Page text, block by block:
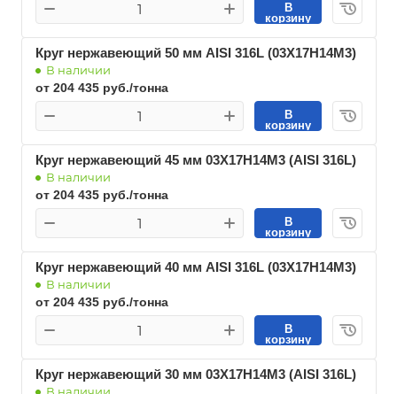
В
корзину
Круг нержавеющий 50 мм AISI 316L (03Х17Н14М3)
В наличии
от 204 435 руб./тонна
В
корзину
Круг нержавеющий 45 мм 03Х17Н14М3 (AISI 316L)
В наличии
от 204 435 руб./тонна
В
корзину
Круг нержавеющий 40 мм AISI 316L (03Х17Н14М3)
В наличии
от 204 435 руб./тонна
В
корзину
Круг нержавеющий 30 мм 03Х17Н14М3 (AISI 316L)